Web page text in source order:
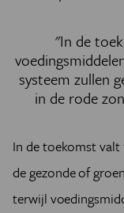
"In de
systeem zullen
in de rode
In de toekomst
de gezonde of
terwijl